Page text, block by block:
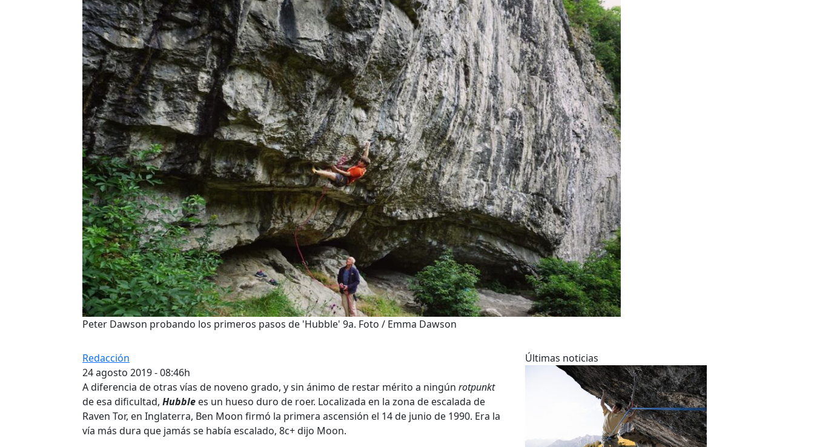
Peter Dawson probando los primeros pasos de 'Hubble' 9a. Foto / Emma Dawson
Redacción
24 agosto 2019 - 08:46h
A diferencia de otras vías de noveno grado, y sin ánimo de restar mérito a ningún rotpunkt
de esa dificultad, Hubble es un hueso duro de roer. Localizada en la zona de escalada de
Raven Tor, en Inglaterra, Ben Moon firmó la primera ascensión el 14 de junio de 1990. Era la
vía más dura que jamás se había escalado, 8c+ dijo Moon.
Últimas noticias